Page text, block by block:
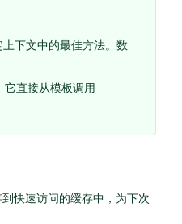
下文中的最佳方法。数
它直接从模板调用
快速访问的缓存中，为下次